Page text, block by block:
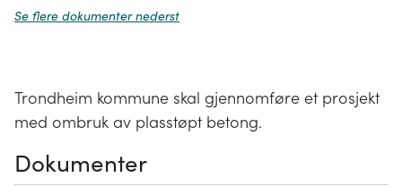
Se flere dokumenter nederst
Trondheim kommune skal gjennomføre et prosjekt
med ombruk av plasstøpt betong.
Dokumenter